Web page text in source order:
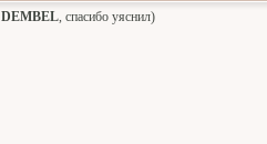
DEMBEL, спасибо уяснил)